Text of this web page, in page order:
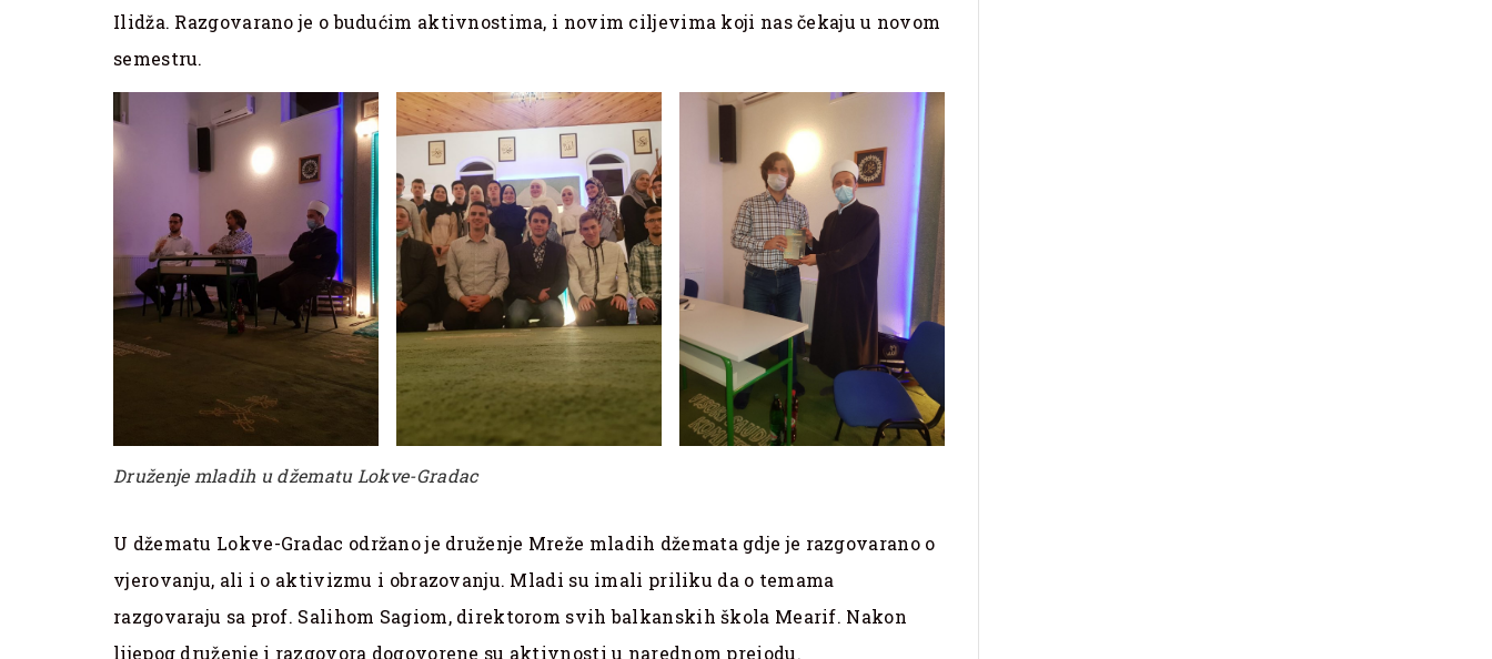
Ilidža. Razgovarano je o budućim aktivnostima, i novim ciljevima koji nas čekaju u novom
semestru.
Druženje mladih u džematu Lokve-Gradac
U džematu Lokve-Gradac održano je druženje Mreže mladih džemata gdje je razgovarano o
vjerovanju, ali i o aktivizmu i obrazovanju. Mladi su imali priliku da o temama
razgovaraju sa prof. Salihom Sagiom, direktorom svih balkanskih škola Mearif. Nakon
lijepog druženje i razgovora dogovorene su aktivnosti u narednom preiodu.